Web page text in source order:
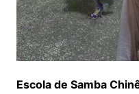
Escola de Samba